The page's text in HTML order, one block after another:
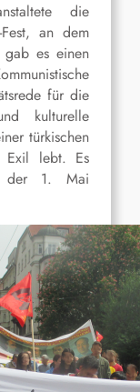
die
an dem
gab es einen
für die
kulturelle
türkischen
Exil lebt. Es
der 1. Mai